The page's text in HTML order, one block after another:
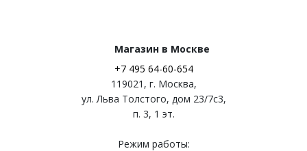
Магазин в Москве
+7 495 64-60-654
119021 , г. Москва,
ул. Льва Толстого, дом 23/7c3,
п. 3, 1 эт.
Режим работы: